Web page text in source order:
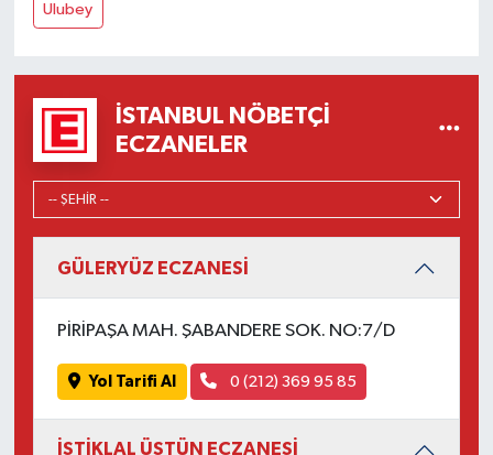
Ulubey
İSTANBUL NÖBETÇI
ECZANELER
GÜLERYÜZ ECZANESİ
PİRİPAŞA MAH. ŞABANDERE SOK. NO:7/D
Yol Tarifi Al 0 (212) 369 95 85
İSTİKLAL ÜSTÜN ECZANESİ